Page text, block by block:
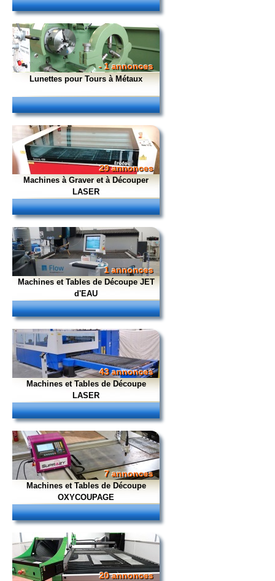
- 1 annonces
Lunettes pour Tours à Métaux
29 annonces
Machines à Graver et à Découper
LASER
1 annonces
Machines et Tables de Découpe JET
d'EAU
43 annonces
Machines et Tables de Découpe
LASER
7 annonces
Machines et Tables de Découpe
OXYCOUPAGE
20 annonces